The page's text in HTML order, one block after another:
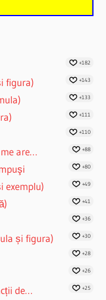
+182
figura) +143
+133
+111
+110
are… +88
+80
exemplu) +49
+41
+36
și figura) +30
+28
+26
de… +25